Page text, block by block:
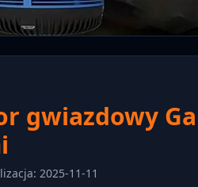
gwiazdowy
2025-11-11